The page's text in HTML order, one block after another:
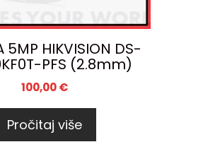
5MP HIKVISION DS-
PFS (2.8mm)
100,00€
Pročitaj više